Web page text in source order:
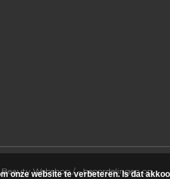
Webshop/-beoordelingen op
onze website te verbeteren. Is dat